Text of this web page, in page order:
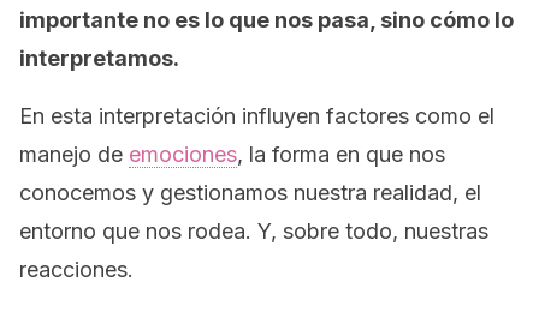
importante no es lo que nos pasa, sino cómo lo
interpretamos.
En esta interpretación influyen factores como el
manejo de emociones, la forma en que nos
conocemos y gestionamos nuestra realidad, el
entorno que nos rodea. Y, sobre todo, nuestras
reacciones.